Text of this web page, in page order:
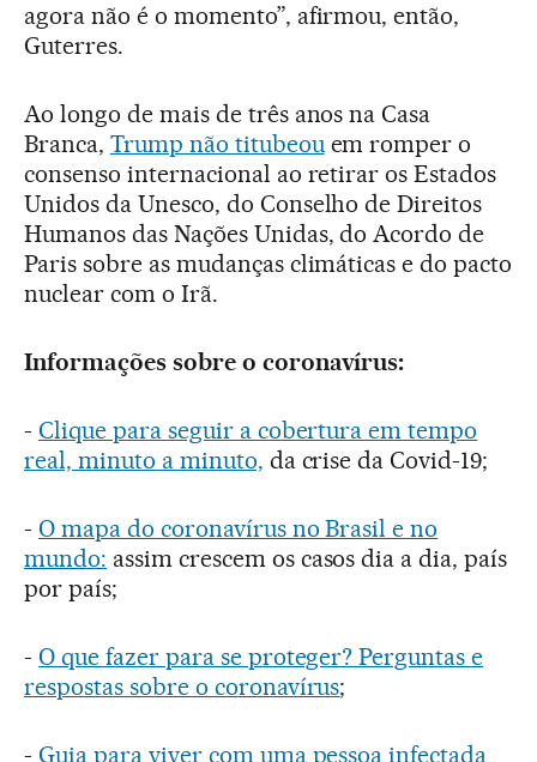
agora não é o momento”, afirmou, então,
Guterres.
Ao longo de mais de três anos na Casa
Branca, Trump não titubeouem romper o
consenso internacional ao retirar os Estados
Unidos da Unesco, do Conselho de Direitos
Humanos das Nações Unidas, do Acordo de
Paris sobre as mudanças climáticas e do pacto
nuclear com o Irã.
Informações sobre o coronavírus:
- Clique para seguir a cobertura em tempo
real, minuto a minuto, da crise da Covid-19;
- O mapa do coronavírus no Brasil e no
mundo: assim crescem os casos dia a dia, país
por país;
- O que fazer para se proteger? Perguntas e
respostas sobre o coronavírus;
- Guia para viver com uma pessoa infectada